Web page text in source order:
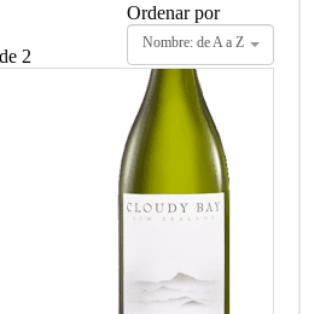
Ordenar por
Nombre: de A a Z
2